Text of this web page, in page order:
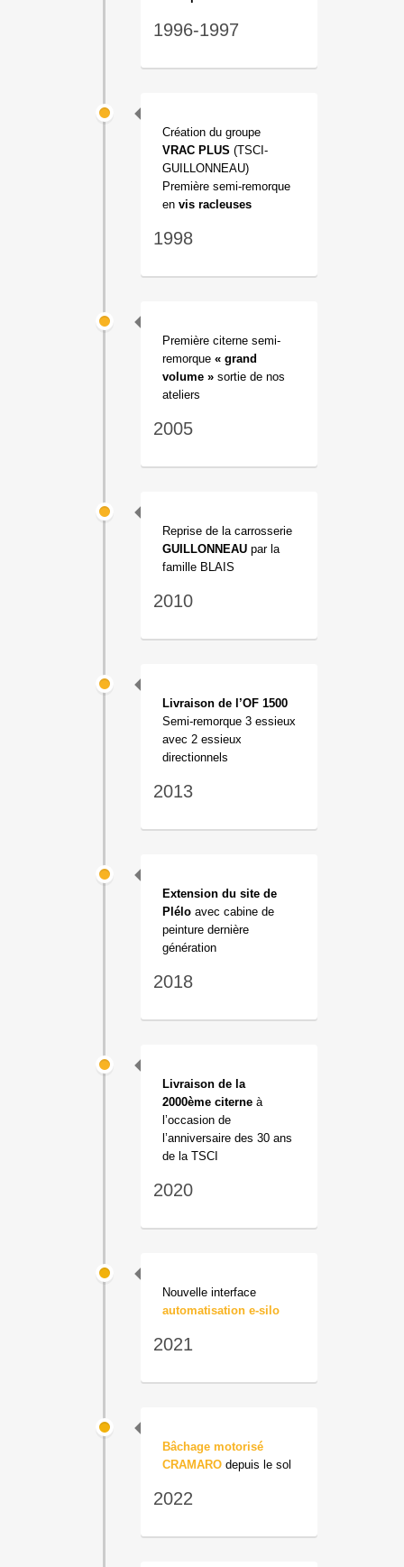
1996-1997
Création du groupe
VRAC PLUS (TSCI-
GUILLONNEAU)
Première semi-remorque
en vis racleuses
1998
Première citerne semi-
remorque« grand
volume »sortie de nos
ateliers
2005
Reprise de la carrosserie
GUILLONNEAUpar la
famille BLAIS
2010
Livraison de l’OF 1500
Semi-remorque 3 essieux
avec 2 essieux
directionnels
2013
Extension du site de
Pléloavec cabine de
peinture dernière
génération
2018
Livraison de la
2000ème citerneà
l’occasion de
l’anniversaire des 30 ans
de la TSCI
2020
Nouvelle interface
automatisation e-silo
2021
Bâchage motorisé
CRAMAROdepuis le sol
2022